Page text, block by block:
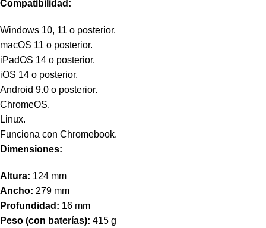
Compatibilidad:
Windows 10, 11 o posterior.
macOS 11 o posterior.
iPadOS 14 o posterior.
iOS 14 o posterior.
Android 9.0 o posterior.
ChromeOS.
Linux.
Funciona con Chromebook.
Dimensiones:
Altura: 124 mm
Ancho: 279 mm
Profundidad: 16 mm
Peso (con baterías): 415 g